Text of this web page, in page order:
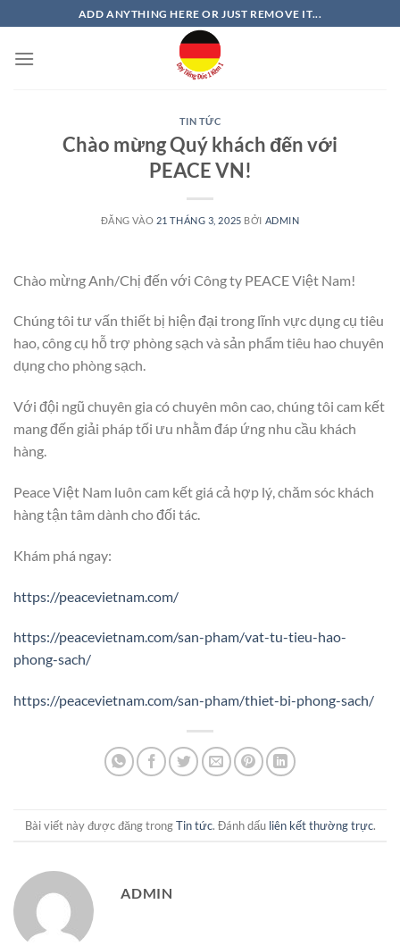
qua
nội
ADD ANYTHING HERE OR JUST REMOVE IT...
TIN TỨC
Chào mừng Quý khách đến với
PEACE VN!
ĐĂNG VÀO 21 THÁNG 3, 2025 BỞI ADMIN
Chào mừng Anh/Chị đến với Công ty PEACE Việt Nam!
Chúng tôi tư vấn thiết bị hiện đại trong lĩnh vực dụng cụ tiêu
hao, công cụ hỗ trợ phòng sạch và sản phẩm tiêu hao chuyên
dụng cho phòng sạch.
Với đội ngũ chuyên gia có chuyên môn cao, chúng tôi cam kết
mang đến giải pháp tối ưu nhằm đáp ứng nhu cầu khách
hàng.
Peace Việt Nam luôn cam kết giá cả hợp lý, chăm sóc khách
hàng tận tâm dành cho đối tác.
Khám phá ngay:
https://peacevietnam.com/
https://peacevietnam.com/san-pham/vat-tu-tieu-hao-
phong-sach/
https://peacevietnam.com/san-pham/thiet-bi-phong-sach/
Bài viết này được đăng trongTin tức. Đánh dấu liên kết thường trực.
ADMIN